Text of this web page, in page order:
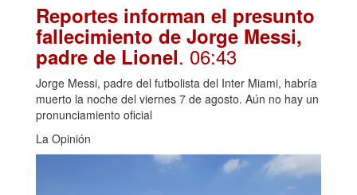
Reportes informan el presunto
fallecimiento de Jorge Messi,
padre de Lionel. 06:43
Jorge Messi, padre del futbolista del Inter Miami, habría
muerto la noche del viernes 7 de agosto. Aún no hay un
pronunciamiento oficial
La Opinión